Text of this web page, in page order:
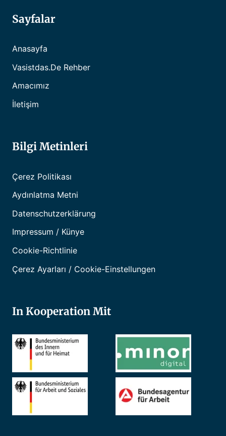
Sayfalar
Anasayfa
Vasistdas.de Rehber
Amacımız
İletişim
Bilgi Metinleri
Çerez Politikası
Aydınlatma Metni
Datenschutzerklärung
Impressum / Künye
Cookie-Richtlinie
Çerez Ayarları / Cookie-Einstellungen
In Kooperation Mit